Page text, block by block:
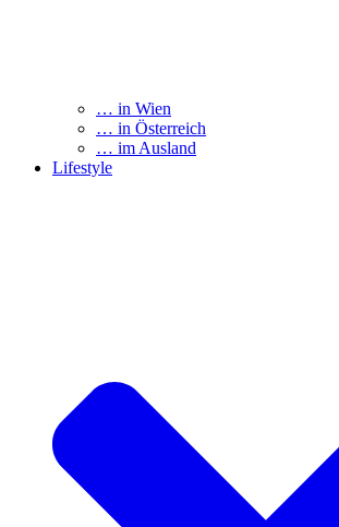
… in Wien
… in Österreich
… im Ausland
Lifestyle